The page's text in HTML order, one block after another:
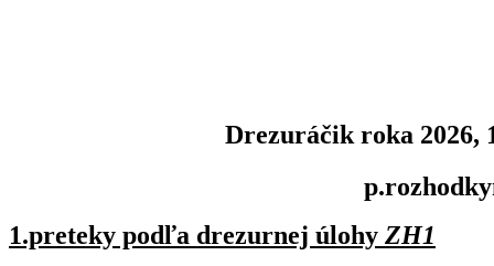
Drezuráčik roka 2026,
1.preteky podľa drezurnej úlohy ZH1